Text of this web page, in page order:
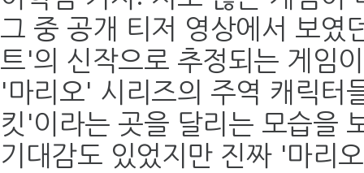
그 중 공개 티저 영상에서 보였
트'의 신작으로 추정되는 게임
'마리오' 시리즈의 주역 캐릭터
킷'이라는 곳을 달리는 모습을
기대감도 있었지만 진짜 '마리